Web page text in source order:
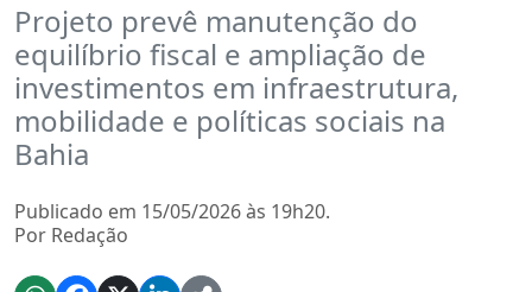
Projeto prevê manutenção do
equilíbrio fiscal e ampliação de
investimentos em infraestrutura,
mobilidade e políticas sociais na
Bahia
Publicado em 15/05/2026 às 19h20.
Por Redação